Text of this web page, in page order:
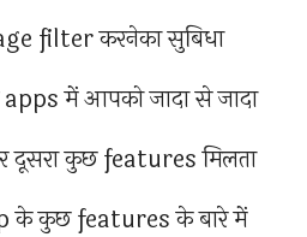
filter करनेका सुबिधा
apps में आपको जादा से जादा
कुछ features मिलता
के कुछ features के बारे में